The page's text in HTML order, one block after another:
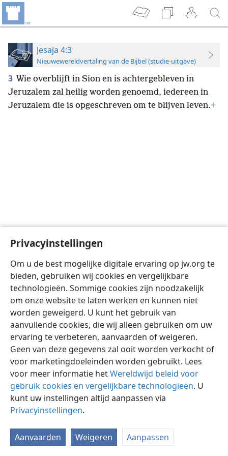
Privacyinstellingen
Om u de best mogelijke digitale ervaring op jw.org te
bieden, gebruiken wij cookies en vergelijkbare
technologieën. Sommige cookies zijn noodzakelijk
om onze website te laten werken en kunnen niet
worden geweigerd. U kunt het gebruik van
aanvullende cookies, die wij alleen gebruiken om uw
ervaring te verbeteren, aanvaarden of weigeren.
Geen van deze gegevens zal ooit worden verkocht of
voor marketingdoeleinden worden gebruikt. Lees
voor meer informatie hetWereldwijd beleid voor
gebruik cookies en vergelijkbare technologieën. U
kunt uw instellingen altijd aanpassen via
Privacyinstellingen.
Aanvaarden Weigeren Aanpassen
Jesaja 4:3
Nieuwewereldvertaling van de Bijbel (studie-uitgave)
3 Wie overblijft in Sion en is achtergebleven in
Jeruzalem zal heilig worden genoemd, iedereen in
Jeruzalem die is opgeschreven om te blijven leven.+
Nederlands Instellingen
Copyright © 2026 Watch Tower Bible and Tract Society of Pennsylvania
Gebruiksvoorwaarden Privacybeleid
JW.ORG
Inloggen